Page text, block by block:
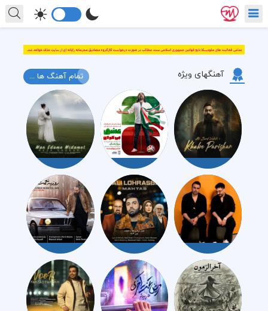
آهنگهای ویژه تمام آهنگ ها ...